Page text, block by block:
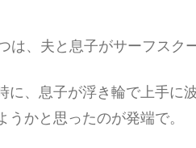
は、夫と息子がサーフスク
に、息子が浮き輪で上手に
かと思ったのが発端で。